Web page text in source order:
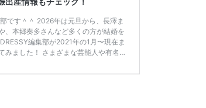
です＾＾ 2026年は元旦から、長澤ま
、本郷奏多さんなど多くの方が結婚を
編集部が2021年の1月〜現在ま
みました！ さまざまな芸能人や有名人
【7/20(土)7/21(日)7/22(月)限定】＜横